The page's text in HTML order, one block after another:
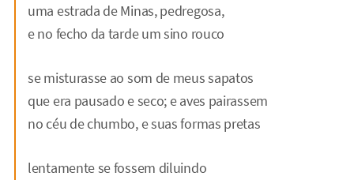
uma estrada de Minas, pedregosa,
e no fecho da tarde um sino rouco
se misturasse ao som de meus sapatos
que era pausado e seco; e aves pairassem
no céu de chumbo, e suas formas pretas
lentamente se fossem diluindo